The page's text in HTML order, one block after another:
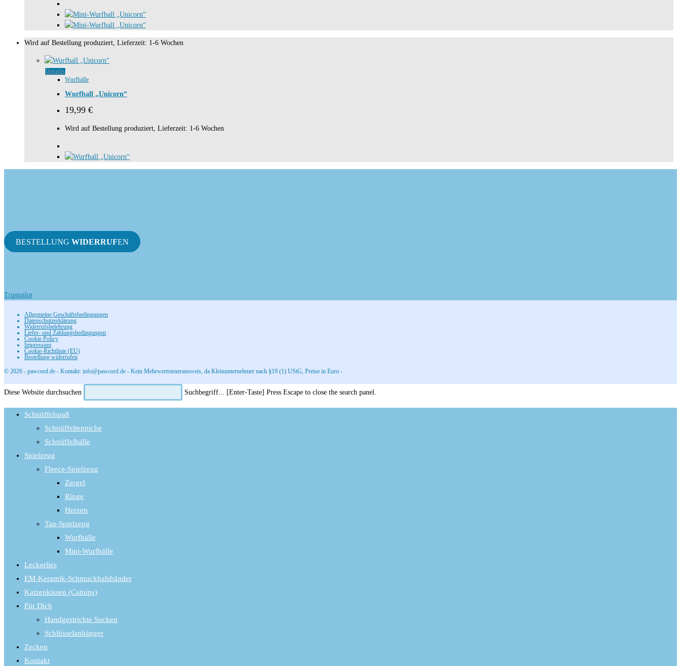
Wird auf Bestellung produziert, Lieferzeit: 1-6 Wochen
Details
Wurfbälle
Wurfball „Unicorn“
19,99 €
Wird auf Bestellung produziert, Lieferzeit: 1-6 Wochen
BESTELLUNG WIDERRUFEN
Trustpilot
Allgemeine Geschäftsbedingungen
Datenschutzerklärung
Widerrufsbelehrung
Liefer- und Zahlungsbedingungen
Cookie Policy
Impressum
Cookie-Richtlinie (EU)
Bestellung widerrufen
© 2026 - pawcord.de - Kontakt: info@pawcord.de - Kein Mehrwertsteuerausweis, da Kleinunternehmer nach §19 (1) UStG, Preise in Euro -
Diese Website durchsuchen Suchbegriff... [Enter-Taste] Press Escape to close the search panel.
Schnüffelspaß
Schnüffelteppiche
Schnüffelbälle
Spielzeug
Fleece-Spielzeug
Zergel
Ringe
Herzen
Tau-Spielzeug
Wurfbälle
Mini-Wurfbälle
Leckerlies
EM-Keramik-Schmuckhalsbänder
Katzenkissen (Catnips)
Für Dich
Handgestrickte Socken
Schlüsselanhänger
Zecken
Kontakt